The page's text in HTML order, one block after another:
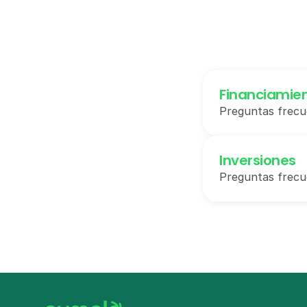
Preguntas
Inversiones
Preguntas